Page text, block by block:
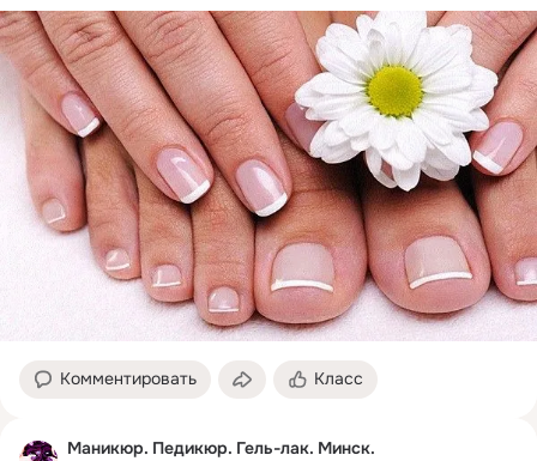
Комментировать Класс
Маникюр. Педикюр. Гель-лак. Минск.